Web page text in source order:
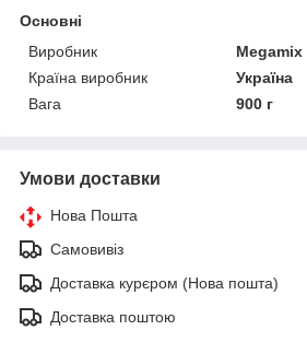
Основні
Виробник
Megamix
Країна виробник
Україна
Вага
900 г
Умови доставки
Нова Пошта
Самовивіз
Доставка курєром (Нова пошта)
Доставка поштою